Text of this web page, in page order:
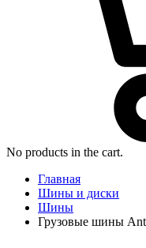
No products in the cart.
Главная
Шины и диски
Шины
Грузовые шины